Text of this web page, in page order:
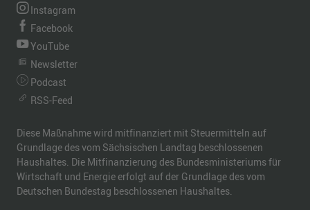
Instagram
Facebook
YouTube
Newsletter
Podcast
RSS-Feed
Diese Maßnahme wird mitfinanziert mit Steuermitteln auf
Grundlage des vom Sächsischen Landtag beschlossenen
Haushaltes. Die Mitfinanzierung des Bundesministeriums für
Wirtschaft und Energie erfolgt auf der Grundlage des vom
Deutschen Bundestag beschlossenen Haushaltes.